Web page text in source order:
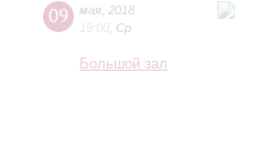
09 мая 2018
19:00 Ср
Большой зал